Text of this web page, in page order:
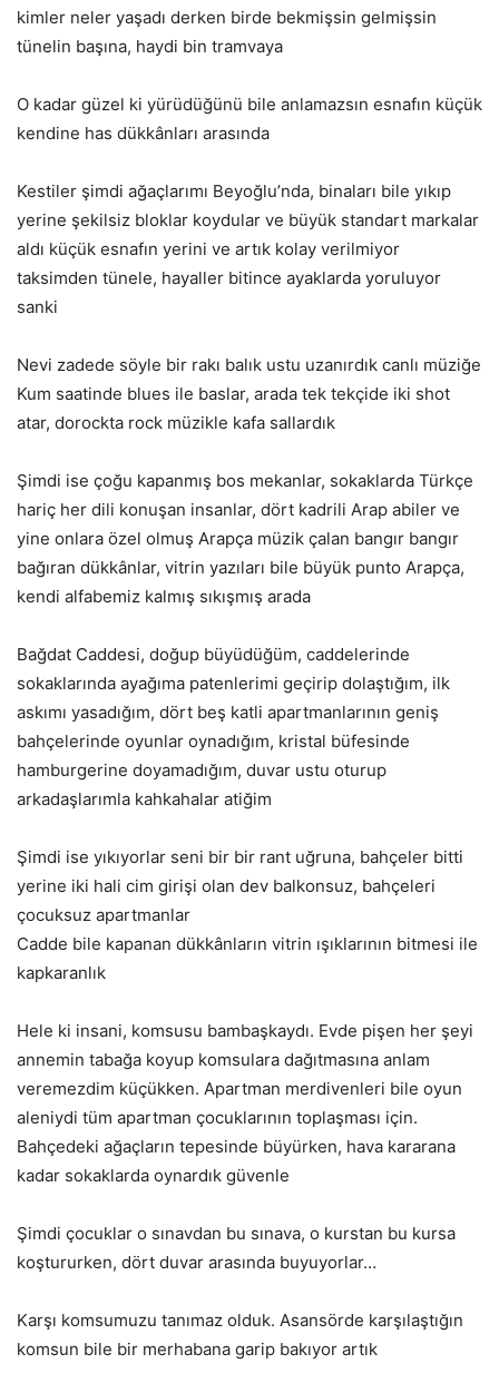
kimler neler yaşadı derken birde bekmişsin gelmişsin
tünelin başına, haydi bin tramvaya
O kadar güzel ki yürüdüğünü bile anlamazsın esnafın küçük
kendine has dükkânları arasında
Kestiler şimdi ağaçlarımı Beyoğlu’nda, binaları bile yıkıp
yerine şekilsiz bloklar koydular ve büyük standart markalar
aldı küçük esnafın yerini ve artık kolay verilmiyor
taksimden tünele, hayaller bitince ayaklarda yoruluyor
sanki
Nevi zadede söyle bir rakı balık ustu uzanırdık canlı müziğe
Kum saatinde blues ile baslar, arada tek tekçide iki shot
atar, dorockta rock müzikle kafa sallardık
Şimdi ise çoğu kapanmış bos mekanlar, sokaklarda Türkçe
hariç her dili konuşan insanlar, dört kadrili Arap abiler ve
yine onlara özel olmuş Arapça müzik çalan bangır bangır
bağıran dükkânlar, vitrin yazıları bile büyük punto Arapça,
kendi alfabemiz kalmış sıkışmış arada
Bağdat Caddesi, doğup büyüdüğüm, caddelerinde
sokaklarında ayağıma patenlerimi geçirip dolaştığım, ilk
askımı yasadığım, dört beş katli apartmanlarının geniş
bahçelerinde oyunlar oynadığım, kristal büfesinde
hamburgerine doyamadığım, duvar ustu oturup
arkadaşlarımla kahkahalar atiğim
Şimdi ise yıkıyorlar seni bir bir rant uğruna, bahçeler bitti
yerine iki hali cim girişi olan dev balkonsuz, bahçeleri
çocuksuz apartmanlar
Cadde bile kapanan dükkânların vitrin ışıklarının bitmesi ile
kapkaranlık
Hele ki insani, komsusu bambaşkaydı. Evde pişen her şeyi
annemin tabağa koyup komsulara dağıtmasına anlam
veremezdim küçükken. Apartman merdivenleri bile oyun
aleniydi tüm apartman çocuklarının toplaşması için.
Bahçedeki ağaçların tepesinde büyürken, hava kararana
kadar sokaklarda oynardık güvenle
Şimdi çocuklar o sınavdan bu sınava, o kurstan bu kursa
koştururken, dört duvar arasında buyuyorlar…
Karşı komsumuzu tanımaz olduk. Asansörde karşılaştığın
komsun bile bir merhabana garip bakıyor artık